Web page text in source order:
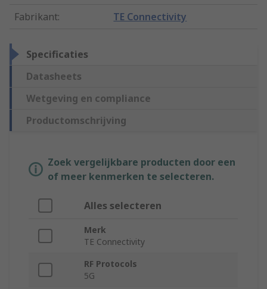
Fabrikant: TE Connectivity
Specificaties
Datasheets
Wetgeving en compliance
Productomschrijving
Zoek vergelijkbare producten door een
of meer kenmerken te selecteren.
Alles selecteren
Merk
TE Connectivity
RF Protocols
5G